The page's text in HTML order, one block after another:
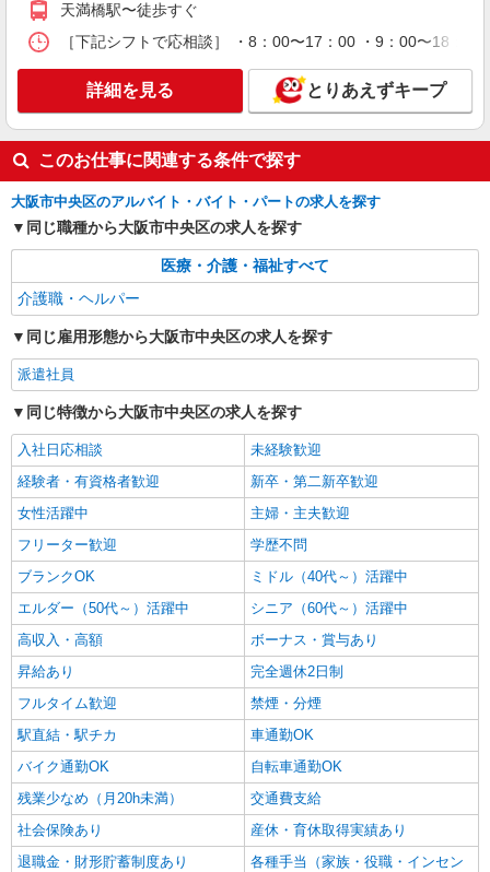
キープ
株式会社kotrio /●OS-H2-2012145
谷町九丁目駅｜未経験でも大丈夫◎研修が手厚
い有料住宅の介護♪
時給1550円〜2187円 ＜日払い有/週払い有/交
通費全支給(ガソリン代含む)＞
中央区内多数
詳細を見る
派遣社員
株式会社kotrio /●OS-H1-2114945
時給1550円〜2187円 ＜日払い有/週払い有/交
通費全支給(ガソリン代含む)＞
大阪市中央区
キープ 詳細を見る
天満橋駅〜徒歩すぐ
［下記シフトで応相談］ ・8：00〜17：00 ・9：00〜18：
詳細を見る とりあえずキープ
このお仕事に関連する条件で探す
大阪市中央区のアルバイト・バイト・パートの求人を探す
同じ職種から大阪市中央区の求人を探す
医療・介護・福祉すべて
介護職・ヘルパー
同じ雇用形態から大阪市中央区の求人を探す
派遣社員
同じ特徴から大阪市中央区の求人を探す
入社日応相談
未経験歓迎
経験者・有資格者歓迎
新卒・第二新卒歓迎
女性活躍中
主婦・主夫歓迎
フリーター歓迎
学歴不問
ブランクOK
ミドル（40代～）活躍中
エルダー（50代～）活躍中
シニア（60代～）活躍中
高収入・高額
ボーナス・賞与あり
昇給あり
完全週休2日制
フルタイム歓迎
禁煙・分煙
駅直結・駅チカ
車通勤OK
バイク通勤OK
自転車通勤OK
残業少なめ（月20h未満）
交通費支給
社会保険あり
産休・育休取得実績あり
退職金・財形貯蓄制度あり
各種手当（家族・役職・インセン